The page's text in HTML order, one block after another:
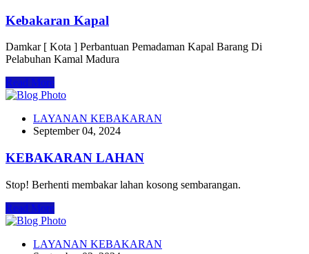
Kebakaran Kapal
Damkar [ Kota ] Perbantuan Pemadaman Kapal Barang Di
Pelabuhan Kamal Madura
Read More
LAYANAN KEBAKARAN
September 04, 2024
KEBAKARAN LAHAN
Stop! Berhenti membakar lahan kosong sembarangan.
Read More
LAYANAN KEBAKARAN